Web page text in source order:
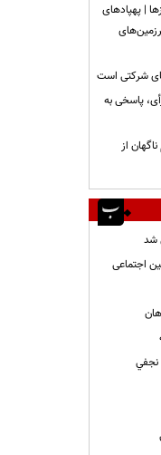
| پهپادهای
شرکتی است
پاسخی به
از
شد
اجتماعی
نجفي